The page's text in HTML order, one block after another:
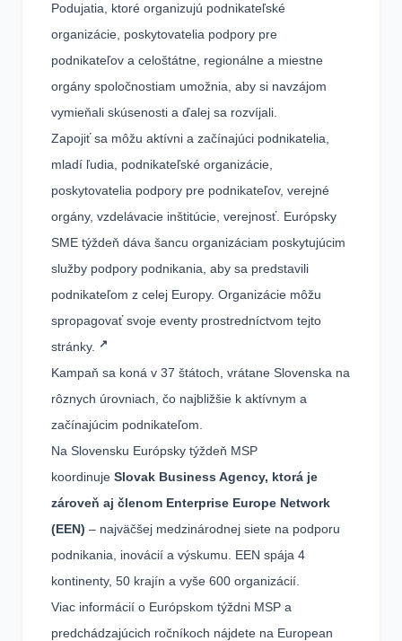
Podujatia, ktoré organizujú podnikateľské
organizácie, poskytovatelia podpory pre
podnikateľov a celoštátne, regionálne a miestne
orgány spoločnostiam umožnia, aby si navzájom
vymieňali skúsenosti a ďalej sa rozvíjali.
Zapojiť sa môžu aktívni a začínajúci podnikatelia,
mladí ľudia, podnikateľské organizácie,
poskytovatelia podpory pre podnikateľov, verejné
orgány, vzdelávacie inštitúcie, verejnosť. Európsky
SME týždeň dáva šancu organizáciam poskytujúcim
služby podpory podnikania, aby sa predstavili
podnikateľom z celej Europy. Organizácie môžu
spropagovať svoje eventy prostredníctvom tejto
stránky.
Kampaň sa koná v 37 štátoch, vrátane Slovenska na
rôznych úrovniach, čo najbližšie k aktívnym a
začínajúcim podnikateľom.
Na Slovensku Európsky týždeň MSP
koordinuje Slovak Business Agency, ktorá je
zároveň aj členom Enterprise Europe Network
(EEN) – najväčšej medzinárodnej siete na podporu
podnikania, inovácií a výskumu. EEN spája 4
kontinenty, 50 krajín a vyše 600 organizácií.
Viac informácií o Európskom týždni MSP a
predchádzajúcich ročníkoch nájdete na European